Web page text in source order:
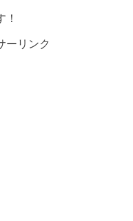
ーリンク